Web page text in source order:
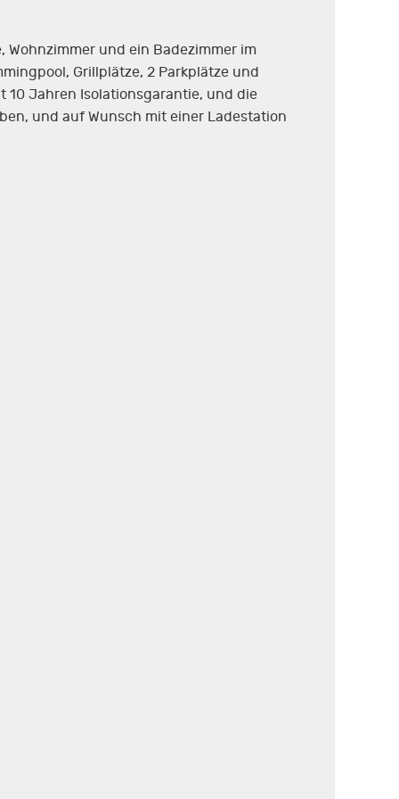
und ein Badezimmer im
Grillplätze, 2 Parkplätze und
10 Jahren Isolationsgarantie, und die
und auf Wunsch mit einer Ladestation